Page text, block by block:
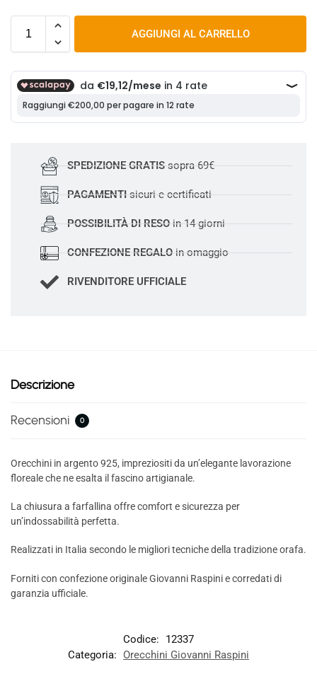
AGGIUNGI AL CARRELLO
SPEDIZIONE GRATISsopra 69€
PAGAMENTI sicuri e certificati
POSSIBILITÀ DI RESO in 14 giorni
CONFEZIONE REGALOin omaggio
RIVENDITORE UFFICIALE
Descrizione
Recensioni 0
Orecchini in argento 925, impreziositi da un’elegante lavorazione
floreale che ne esalta il fascino artigianale.
La chiusura a farfallina offre comfort e sicurezza per
un’indossabilità perfetta.
Realizzati in Italia secondo le migliori tecniche della tradizione orafa.
Forniti con confezione originale Giovanni Raspini e corredati di
garanzia ufficiale.
Codice:
12337
Categoria:
Orecchini Giovanni Raspini